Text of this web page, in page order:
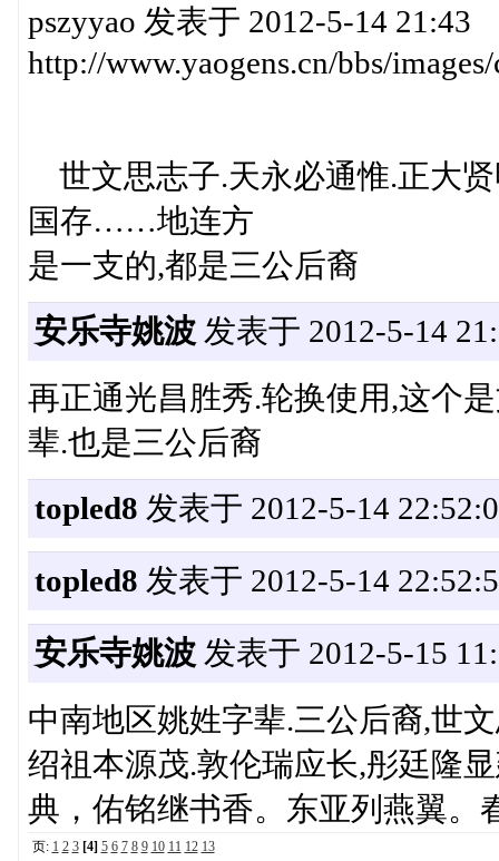
pszyyao 发表于 2012-5-14 21:43
http://www.yaogens.cn/bbs/
世文思志子.天永必通惟.正大
国存……地连方
是一支的,都是三公后裔
安乐寺姚波发表于 2012-5-14
再正通光昌胜秀.轮换使用,这个
辈.也是三公后裔
topled8 发表于 2012-5-14
topled8 发表于 2012-5-14
安乐寺姚波发表于 2012-5-15
中南地区姚姓字辈.三公后裔,世
绍祖本源茂.敦伦瑞应长,彤廷隆
典，佑铭继书香。东亚列燕翼。
页: 1 2 3 [4] 5 6 7 8 9 10 11 12 13